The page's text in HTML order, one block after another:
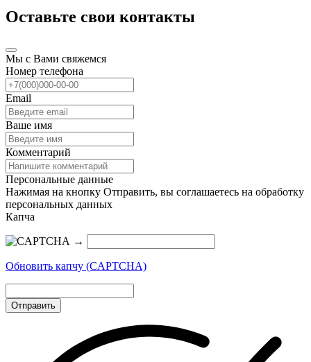
Оставьте свои контакты
Мы с Вами свяжемся
Номер телефона
Email
Ваше имя
Комментарий
Персональные данные
Нажимая на кнопку Отправить, вы соглашаетесь на обработку
персональных данных
Капча
→
Обновить капчу (CAPTCHA)
Отправить